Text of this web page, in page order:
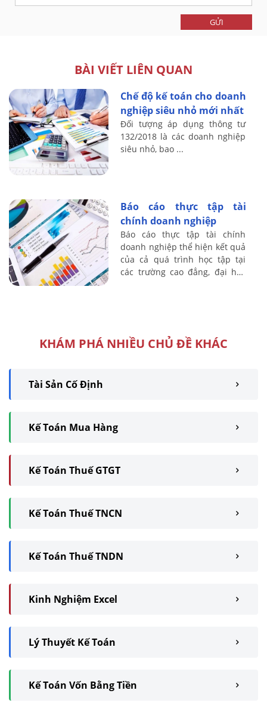
GỬI
BÀI VIẾT LIÊN QUAN
Chế độ kế toán cho doanh
nghiệp siêu nhỏ mới nhất
Đối tượng áp dụng thông tư
132/2018 là các doanh nghiệp
siêu nhỏ, bao ...
Báo cáo thực tập tài
chính doanh nghiệp
Báo cáo thực tập tài chính
doanh nghiệp thể hiện kết quả
của cả quá trình học tập tại
các trường cao đẳng, đại học
KHÁM PHÁ NHIỀU CHỦ ĐỀ KHÁC
Tài Sản Cố Định
Kế Toán Mua Hàng
Kế Toán Thuế GTGT
Kế Toán Thuế TNCN
Kế Toán Thuế TNDN
Kinh Nghiệm Excel
Lý Thuyết Kế Toán
Kế Toán Vốn Bằng Tiền